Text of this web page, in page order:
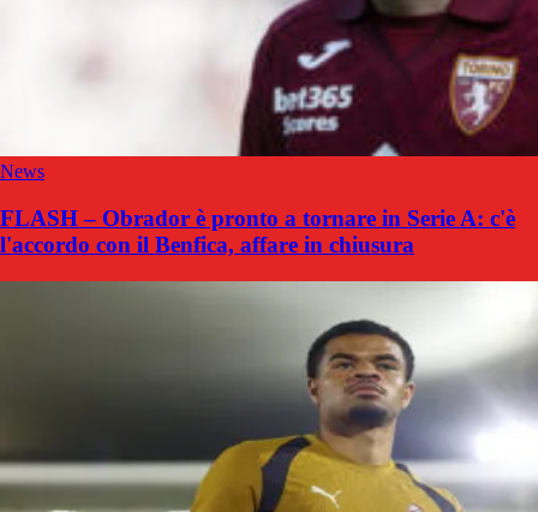
News
FLASH – Obrador è pronto a tornare in Serie A: c'è
l'accordo con il Benfica, affare in chiusura